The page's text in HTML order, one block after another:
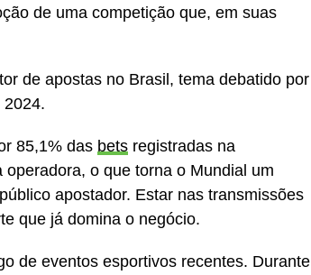
de uma competição que, em suas
de apostas no Brasil, tema debatido por
2024.
85,1% das bets registradas na
o que torna o Mundial um
apostador. Estar nas transmissões
que já domina o negócio.
de eventos esportivos recentes. Durante